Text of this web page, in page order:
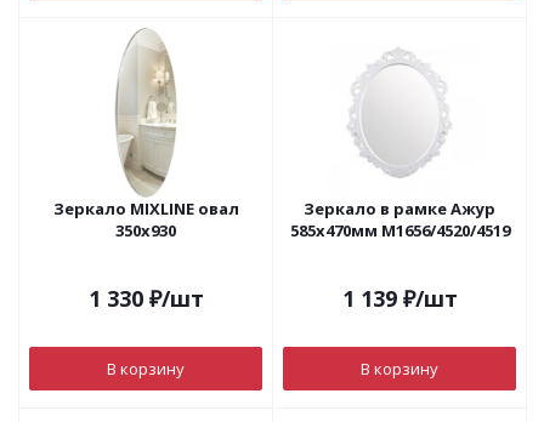
Зеркало MIXLINE овал
350х930
1 330₽/шт
В корзину
Зеркало в рамке Ажур
585х470мм М1656/4520/4519
1 139₽/шт
В корзину